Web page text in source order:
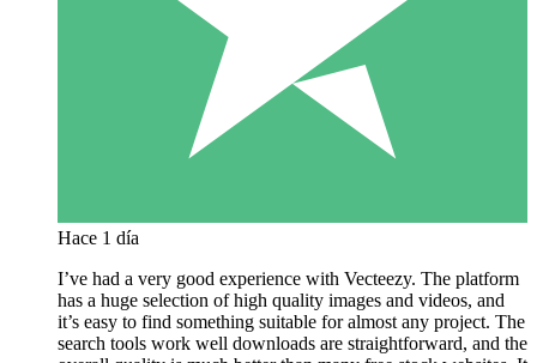
Hace 1 día
I’ve had a very good experience with Vecteezy. The platform
has a huge selection of high quality images and videos, and
it’s easy to find something suitable for almost any project. The
search tools work well downloads are straightforward, and the